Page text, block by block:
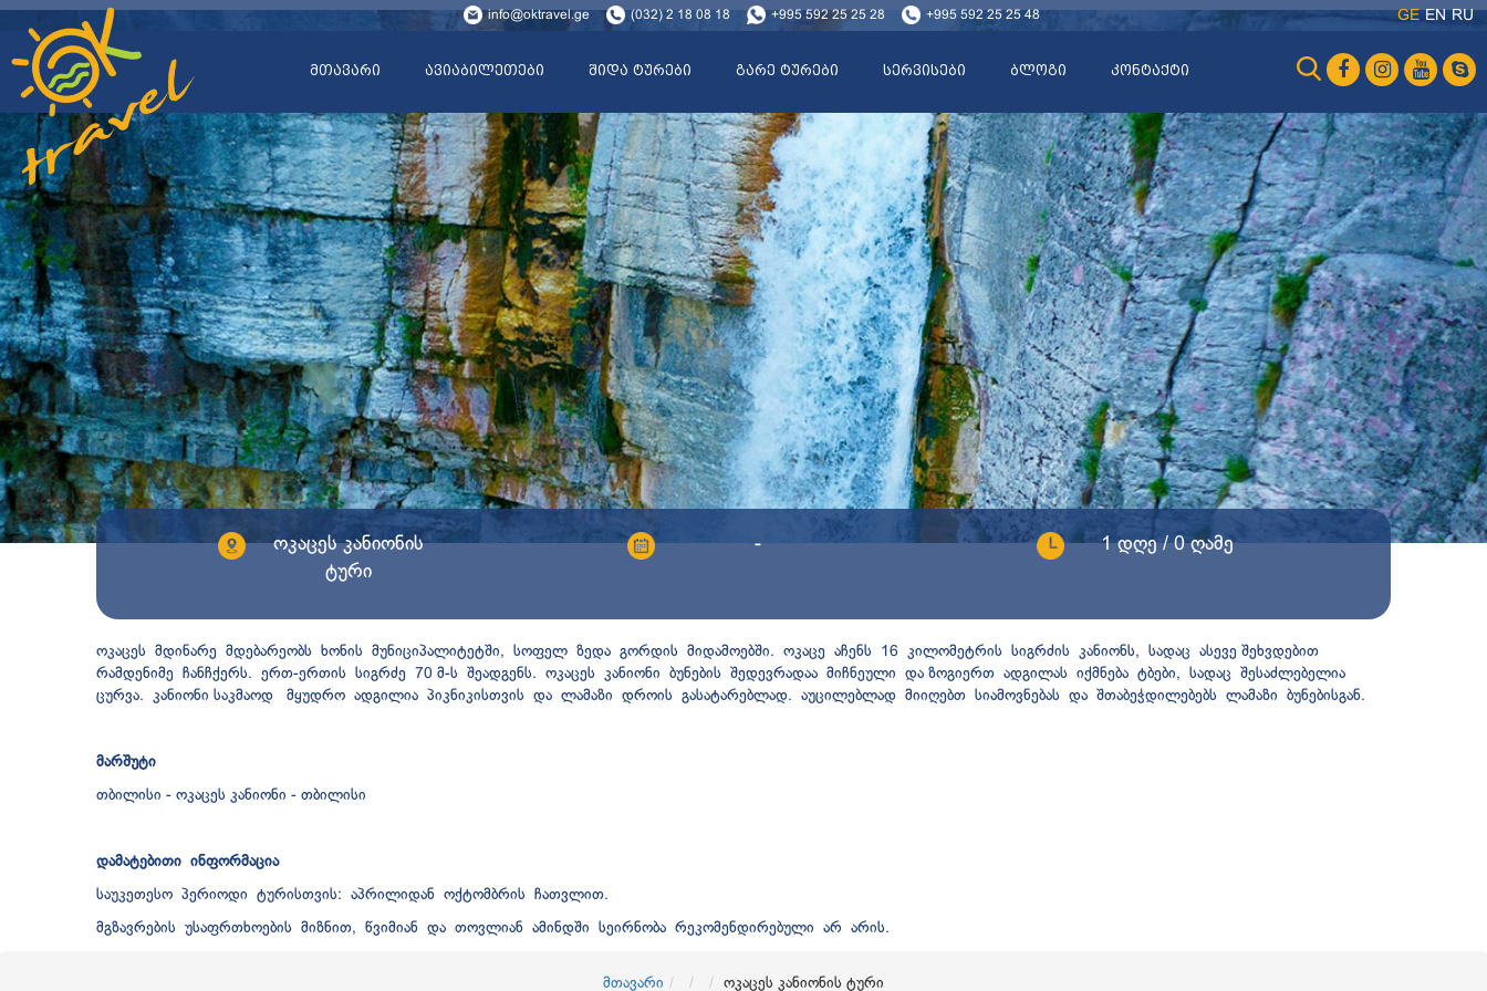
info@oktravel.ge (032) 2 18 08 18 +995 592 25 25 28 +995 592 25 25 48 GE EN RU
მთავარი ავიაბილეთები შიდა ტურები გარე ტურები სერვისები ბლოგი კონტაქტი
ოკაცეს კანიონის
ტური
- 1 დღე / 0 ღამე
ოკაცეს მდინარე მდებარეობს ხონის მუნიციპალიტეტში, სოფელ ზედა გორდის მიდამოებში. ოკაცე აჩენს 16 კილომეტრის სიგრძის კანიონს, სადაც ასევე შეხვდებით
რამდენიმე ჩანჩქერს. ერთ-ერთის სიგრძე 70 მ-ს შეადგენს. ოკაცეს კანიონი ბუნების შედევრადაა მიჩნეული და ზოგიერთ ადგილას იქმნება ტბები, სადაც შესაძლებელია
ცურვა. კანიონი საკმაოდ მყუდრო ადგილია პიკნიკისთვის და ლამაზი დროის გასატარებლად. აუცილებლად მიიღებთ სიამოვნებას და შთაბეჭდილებებს ლამაზი ბუნებისგან.
მარშუტი
თბილისი - ოკაცეს კანიონი - თბილისი
დამატებითი ინფორმაცია
საუკეთესო პერიოდი ტურისთვის: აპრილიდან ოქტომბრის ჩათვლით.
მგზავრების უსაფრთხოების მიზნით, წვიმიან და თოვლიან ამინდში სეირნობა რეკომენდირებული არ არის.
მთავარი ოკაცეს კანიონის ტური